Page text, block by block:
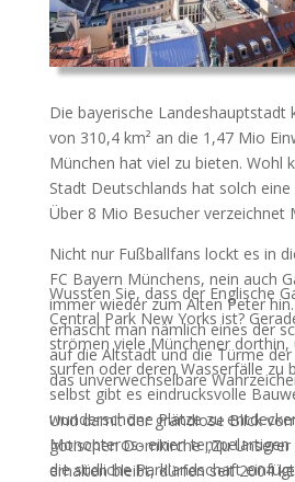
Die bayerische Landeshauptstadt
von 310,4 km² an die 1,47 Mio
München hat viel zu bieten. Wohl
Stadt Deutschlands hat solch
Über 8 Mio Besucher verzeichnet
Nicht nur Fußballfans lockt es in
FC Bayern Münchens, nein auch
immer wieder zum Alten Peter
erhascht man nämlich eines der
auf die Altstadt und die Türme
das unverwechselbare
Und damit der grandiose Blick
gotischen Domkirche „Zu Unserer
erhalten bleibt, dürfen seit 2004
Wussten Sie, dass der Englische
Central Park New Yorks ist?
strömen viele Münchener dorthin,
surfen oder deren Wasserfälle zu
selbst gibt es eindrucksvolle
wunderschöne Plätze zu
Monopteros- einen tempelartigen
die südliche Parklandschaft